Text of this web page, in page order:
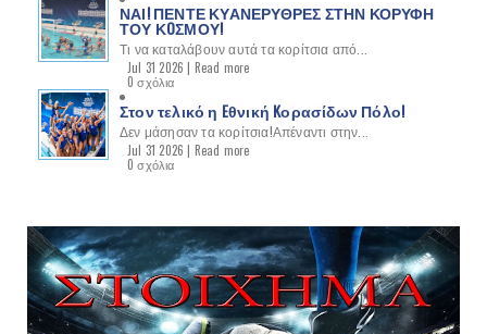
ΝΑΙ! ΠΕΝΤΕ ΚΥΑΝΕΡΥΘΡΕΣ ΣΤΗΝ ΚΟΡΥΦΗ
ΤΟΥ ΚOΣΜΟΥ!
Τι να καταλάβουν αυτά τα κορίτσια από...
Jul 31 2026 | Read more
0 σχόλια
Στον τελικό η Eθνική Kορασίδων Πόλο!
Δεν μάσησαν τα κορίτσια!Απέναντι στην...
Jul 31 2026 | Read more
0 σχόλια